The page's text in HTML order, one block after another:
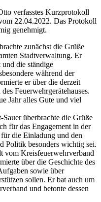
verfasstes Kurzprotokoll
22.04.2022. Das Protokoll
genehmigt.
zunächst die Grüße
Stadtverwaltung. Er
die ständige
während der
er über die derzeit
Feuerwehrgerätehauses.
Jahr alles Gute und viel
überbrachte die Grüße
für das Engagement in der
die Einladung und den
Politik besonders wichtig sei.
vom Kreisfeuerwehrverband
über die Geschichte des
sowie über
sollen. Er bat auch um
und betonte dessen